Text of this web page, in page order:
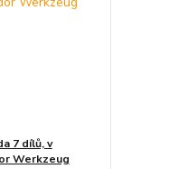
7 dílů, v
Werkzeug